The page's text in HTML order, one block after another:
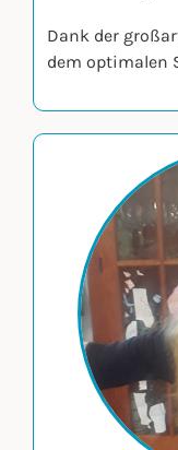
Dank der
dem optimalen